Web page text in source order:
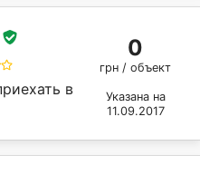
в
0
грн / объект
Указана на
11.09.2017